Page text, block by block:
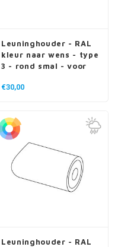
Leuninghouder - RAL
kleur naar wens - type
3 - rond smal - voor
€30,00
Leuninghouder - RAL